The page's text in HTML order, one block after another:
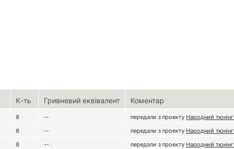
К-ть Гривневий еквівалент Коментар
8 -- передали з проекту Народний
8 -- передали з проекту Народний
8 -- передали з проекту Народний